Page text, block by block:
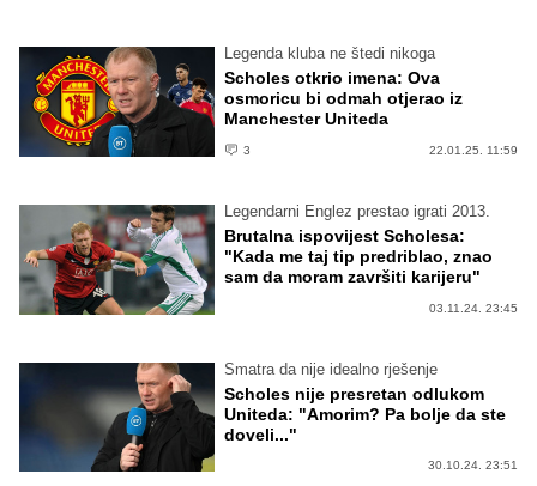
Legenda kluba ne štedi nikoga
Scholes otkrio imena: Ova
osmoricu bi odmah otjerao iz
Manchester Uniteda
3 22.01.25. 11:59
Legendarni Englez prestao igrati 2013.
Brutalna ispovijest Scholesa:
"Kada me taj tip predriblao, znao
sam da moram završiti karijeru"
03.11.24. 23:45
Smatra da nije idealno rješenje
Scholes nije presretan odlukom
Uniteda: "Amorim? Pa bolje da ste
doveli..."
30.10.24. 23:51